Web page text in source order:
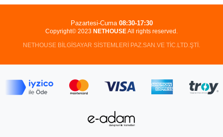
Copyright© 2023 NETHOUSEAll rights reserved.
NETHOUSE BİLGİSAYAR SİSTEMLERİ PAZ.SAN.VE TİC.LTD.ŞTİ.
Pazartesi-Cuma 08:30-17:30